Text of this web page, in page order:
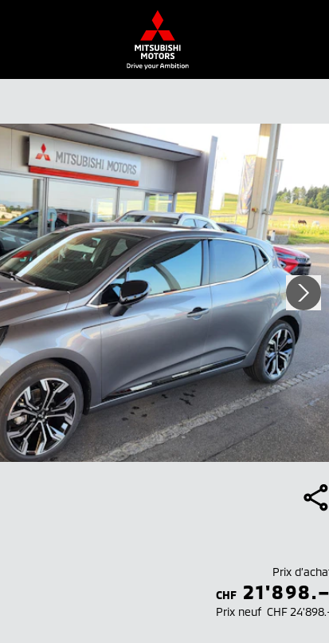
Prix
CHF 21'898.–
Prix neuf CHF